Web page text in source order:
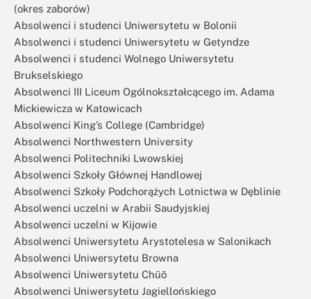
(okres zaborów)
Absolwenci i studenci Uniwersytetu w Bolonii
Absolwenci i studenci Uniwersytetu w Getyndze
Absolwenci i studenci Wolnego Uniwersytetu
Brukselskiego
Absolwenci III Liceum Ogólnokształcącego im. Adama
Mickiewicza w Katowicach
Absolwenci King’s College (Cambridge)
Absolwenci Northwestern University
Absolwenci Politechniki Lwowskiej
Absolwenci Szkoły Głównej Handlowej
Absolwenci Szkoły Podchorążych Lotnictwa w Dęblinie
Absolwenci uczelni w Arabii Saudyjskiej
Absolwenci uczelni w Kijowie
Absolwenci Uniwersytetu Arystotelesa w Salonikach
Absolwenci Uniwersytetu Browna
Absolwenci Uniwersytetu Chūō
Absolwenci Uniwersytetu Jagiellońskiego